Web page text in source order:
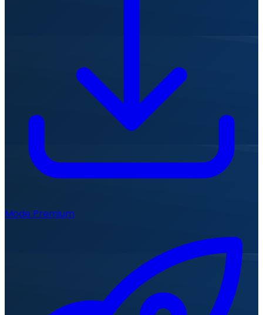
Mode Premium